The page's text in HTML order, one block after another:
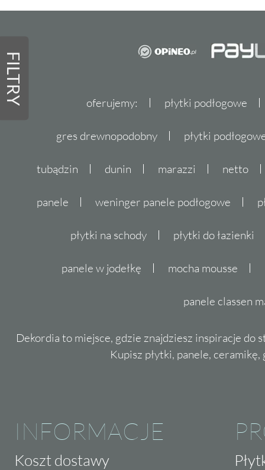
FILTRY oferujemy: płytki podłogowe
gres drewnopodobny płytki
tubądzin dunin marazzi netto
panele weninger panele podłogowe
płytki na schody płytki do łazienki
panele w jodełkę mocha mousse
panele classen
Dekordia to miejsce, gdzie znajdziesz inspiracje do
Kupisz płytki, panele,
INFORMACJE
Koszt dostawy